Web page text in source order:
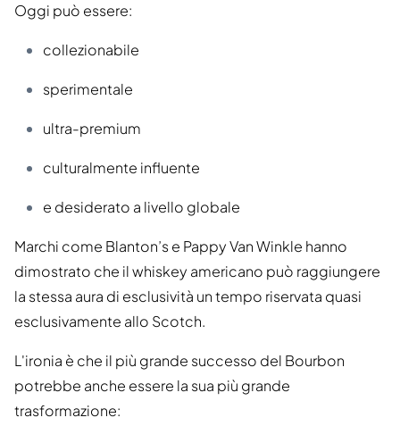
Oggi può essere:
collezionabile
sperimentale
ultra-premium
culturalmente influente
e desiderato a livello globale
Marchi come Blanton’s e Pappy Van Winkle hanno
dimostrato che il whiskey americano può raggiungere
la stessa aura di esclusività un tempo riservata quasi
esclusivamente allo Scotch.
L'ironia è che il più grande successo del Bourbon
potrebbe anche essere la sua più grande
trasformazione: